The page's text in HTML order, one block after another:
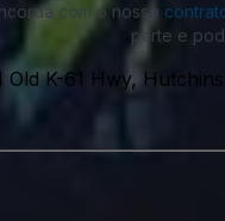
com o nosso
parte e
Old K-61 Hwy,